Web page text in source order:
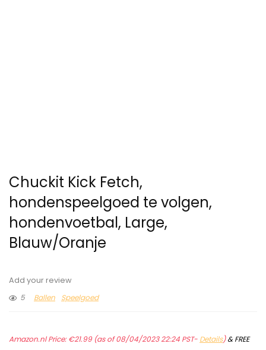
Chuckit Kick Fetch,
hondenspeelgoed te volgen,
hondenvoetbal, Large,
Blauw/Oranje
Add your review
5
Ballen Speelgoed
Amazon.nl Price:€21.99(as of 08/04/2023 22:24 PST- Details)&FREE